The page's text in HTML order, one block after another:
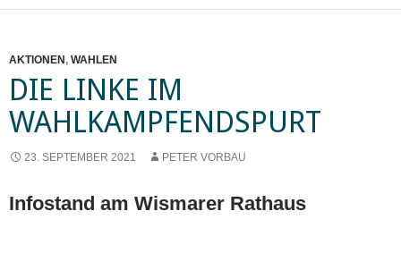
AKTIONEN , WAHLEN
DIE LINKE IM
WAHLKAMPFENDSPURT
23. SEPTEMBER 2021 PETER VORBAU
Infostand am Wismarer Rathaus